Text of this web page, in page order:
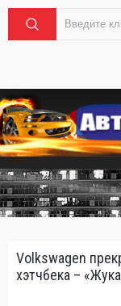
Volkswagen
хэтчбека –